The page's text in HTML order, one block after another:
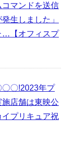
マンドを送信
生しました」
…【オフィスプ
〇!2023年プ
店舗は東映公
プリキュア祝